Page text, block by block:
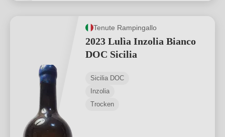
Tenute Rampingallo
2023 Lulìa Inzolia Bianco
DOC Sicilia
Sicilia DOC
Inzolia
Trocken